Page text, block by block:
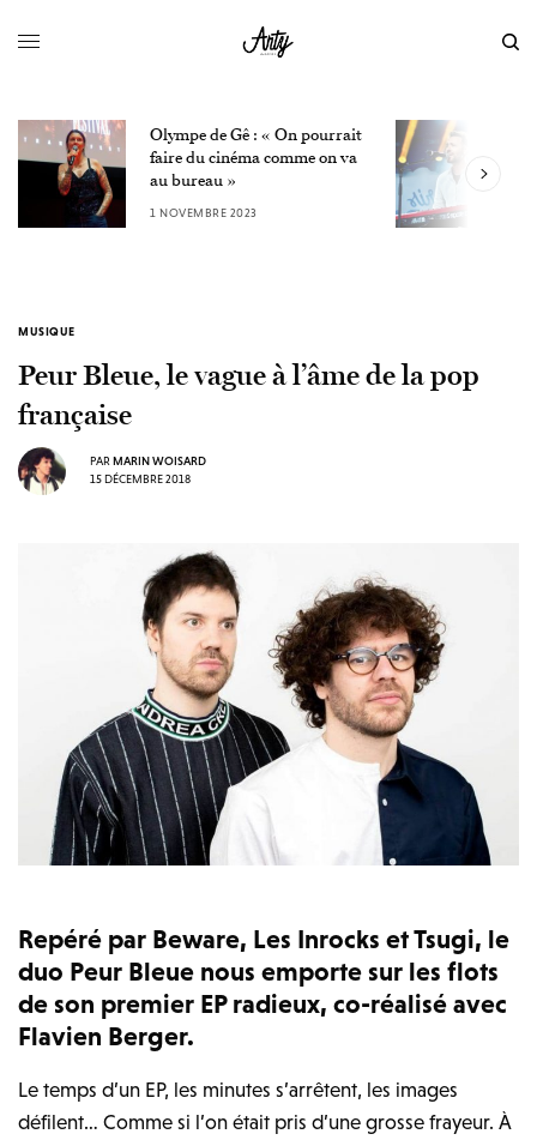
Olympe de Gê : « On pourrait
faire du cinéma comme on va
au bureau »
1 NOVEMBRE 2023
MUSIQUE
Peur Bleue, le vague à l’âme de la pop
française
PAR MARIN WOISARD
15 DÉCEMBRE 2018
Repéré par Beware, Les Inrocks et Tsugi, le
duo Peur Bleue nous emporte sur les flots
de son premier EP radieux, co-réalisé avec
Flavien Berger.
Le temps d’un EP, les minutes s’arrêtent, les images
défilent… Comme si l’on était pris d’une grosse frayeur. À